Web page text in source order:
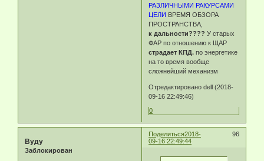
РАЗЛИЧНЫМИ РАКУРСАМИ
ЦЕЛИ ВРЕМЯ ОБЗОРА
ПРОСТРАНСТВА,
к дальности???? У старых
ФАР по отношению к ЩАР
страдает КПД. по энергетике
на то время вообще
сложнейший механизм
Отредактировано dell (2018-
09-16 22:49:46)
0
Поделиться 96
2018-
09-16 22:49:44
Byду
Заблокирован